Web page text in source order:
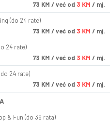
73 KM / već od 3 KM / mj.
(do 24 rate)
73 KM / već od 3 KM / mj.
24 rate)
73 KM / već od 3 KM / mj.
24 rate)
73 KM / već od 3 KM / mj.
& Fun (do 36 rata)